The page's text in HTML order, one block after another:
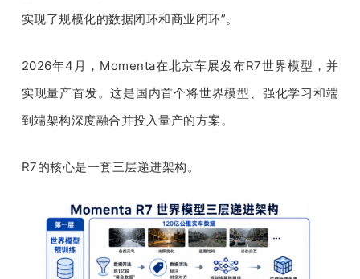
实现了规模化的数据闭环和商业闭环”。
2026年4月，Momenta在北京车展发布R7世界模型，并
实现量产首发。这是国内首个将世界模型、强化学习和端
到端架构深度融合并投入量产的方案。
R7的核心是一套三层递进架构。